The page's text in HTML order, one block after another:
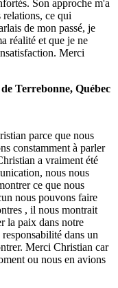
Son approche m'a
relations, ce qui
de mon passé, je
réalité et que je ne
Merci
Terrebonne, Québec
parce que nous
constamment à parler
a vraiment été
nous nous
ce que nous
nous pouvons faire
, il nous montrait
la paix dans notre
dans un
Merci Christian car
ou nous en avions